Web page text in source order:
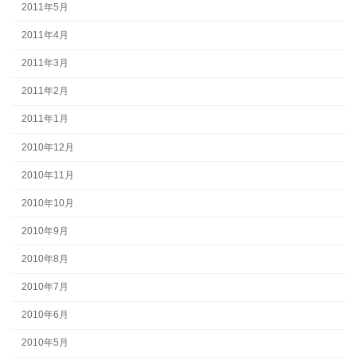
2011年5月
2011年4月
2011年3月
2011年2月
2011年1月
2010年12月
2010年11月
2010年10月
2010年9月
2010年8月
2010年7月
2010年6月
2010年5月